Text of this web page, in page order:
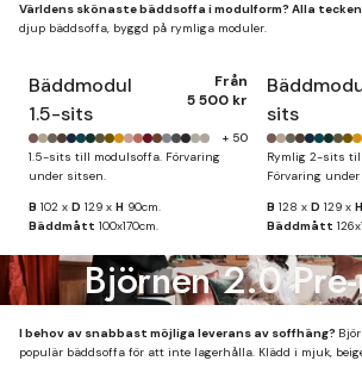
Världens skönaste bäddsoffa i modulform? Alla tecken
djup bäddsoffa, byggd på rymliga moduler.
Bäddmodul
1.5-sits
Från
5 500 kr
+ 50
1.5-sits till modulsoffa. Förvaring
under sitsen.
B 102 x D 129 x H 90cm.
Bäddmått 100x170cm.
sits
Rymlig 2-sits
Förvaring
B 128 x D 129 x H
Bäddmått
Björnen 2.0
I behov av snabbast möjliga leverans av soffhäng?
populär bäddsoffa för att inte lagerhålla. Klädd i mjuk,